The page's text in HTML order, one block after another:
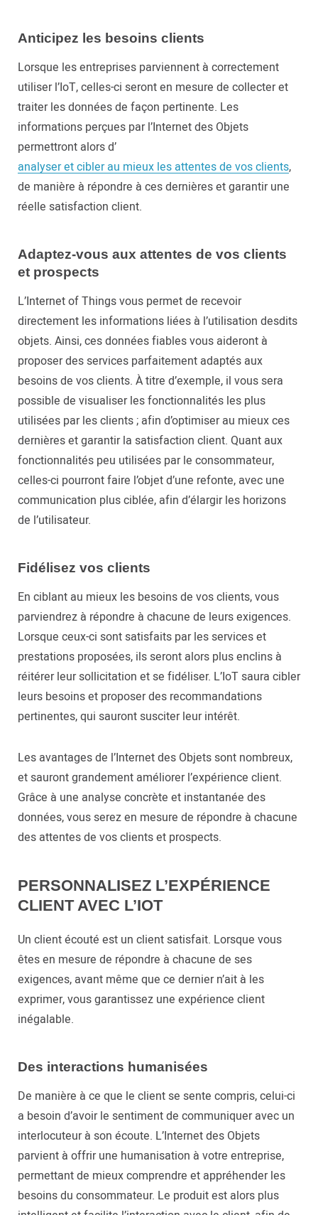
Anticipez les besoins clients
Lorsque les entreprises parviennent à correctement
utiliser l’IoT, celles-ci seront en mesure de collecter et
traiter les données de façon pertinente. Les
informations perçues par l’Internet des Objets
permettront alors d’
analyser et cibler au mieux les attentes de vos clients,
de manière à répondre à ces dernières et garantir une
réelle satisfaction client.
Adaptez-vous aux attentes de vos clients
et prospects
L’Internet of Things vous permet de recevoir
directement les informations liées à l’utilisation desdits
objets. Ainsi, ces données fiables vous aideront à
proposer des services parfaitement adaptés aux
besoins de vos clients. À titre d’exemple, il vous sera
possible de visualiser les fonctionnalités les plus
utilisées par les clients ; afin d’optimiser au mieux ces
dernières et garantir la satisfaction client. Quant aux
fonctionnalités peu utilisées par le consommateur,
celles-ci pourront faire l’objet d’une refonte, avec une
communication plus ciblée, afin d’élargir les horizons
de l’utilisateur.
Fidélisez vos clients
En ciblant au mieux les besoins de vos clients, vous
parviendrez à répondre à chacune de leurs exigences.
Lorsque ceux-ci sont satisfaits par les services et
prestations proposées, ils seront alors plus enclins à
réitérer leur sollicitation et se fidéliser. L’IoT saura cibler
leurs besoins et proposer des recommandations
pertinentes, qui sauront susciter leur intérêt.
Les avantages de l’Internet des Objets sont nombreux,
et sauront grandement améliorer l’expérience client.
Grâce à une analyse concrète et instantanée des
données, vous serez en mesure de répondre à chacune
des attentes de vos clients et prospects.
PERSONNALISEZ L’EXPÉRIENCE
CLIENT AVEC L’IOT
Un client écouté est un client satisfait. Lorsque vous
êtes en mesure de répondre à chacune de ses
exigences, avant même que ce dernier n’ait à les
exprimer, vous garantissez une expérience client
inégalable.
Des interactions humanisées
De manière à ce que le client se sente compris, celui-ci
a besoin d’avoir le sentiment de communiquer avec un
interlocuteur à son écoute. L’Internet des Objets
parvient à offrir une humanisation à votre entreprise,
permettant de mieux comprendre et appréhender les
besoins du consommateur. Le produit est alors plus